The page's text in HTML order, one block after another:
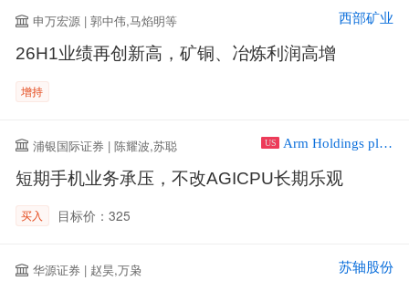
申万宏源 | 郭中伟,马焰明等 西部矿业
26H1业绩再创新高，矿铜、冶炼利润高增
增持
浦银国际证券 | 陈耀波,苏聪 US Arm Holdings plc ADR
短期手机业务承压，不改AGICPU长期乐观
买入 目标价：325
华源证券 | 赵昊,万枭 苏轴股份